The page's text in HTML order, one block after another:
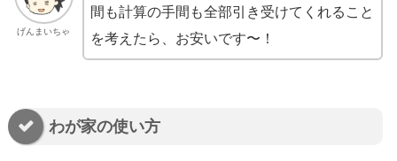
げんまいちゃ
間も計算の手間も全部引き受けてくれること
を考えたら、お安いです〜！
わが家の使い方